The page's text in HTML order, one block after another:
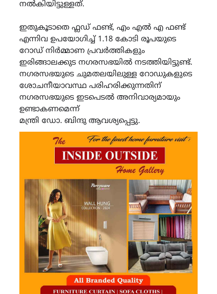
നൽകിയിട്ടുള്ളത്.
ഇതുകൂടാതെ ഫ്ലഡ് ഫണ്ട്, എം എൽ എ ഫണ്ട്
എന്നിവ ഉപയോഗിച്ച് 1.18 കോടി രൂപയുടെ
റോഡ് നിർമ്മാണ പ്രവർത്തികളും
ഇരിങ്ങാലക്കുട നഗരസഭയിൽ നടത്തിയിട്ടുണ്ട്.
നഗരസഭയുടെ ചുമതലയിലുള്ള റോഡുകളുടെ
ശോചനീയാവസ്ഥ പരിഹരിക്കുന്നതിന്
നഗരസഭയുടെ ഇടപെടൽ അനിവാര്യമായും
ഉണ്ടാകണമെന്ന്
മന്ത്രി ഡോ. ബിന്ദു ആവശ്യപ്പെട്ടു.